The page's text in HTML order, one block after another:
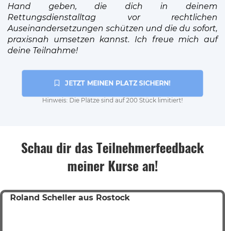
Hand geben, die dich in deinem
Rettungsdienstalltag vor rechtlichen
Auseinandersetzungen schützen und die du sofort,
praxisnah umsetzen kannst. Ich freue mich auf
deine Teilnahme!
JETZT MEINEN PLATZ SICHERN!
Hinweis: Die Plätze sind auf 200 Stück limitiert!
Schau dir das Teilnehmerfeedback
meiner Kurse an!
Roland Scheller aus Rostock